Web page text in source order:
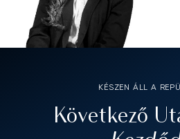
KÉSZEN ÁLL A
Következő